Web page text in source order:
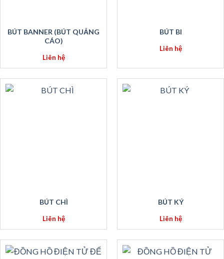
BÚT BANNER (BÚT QUẢNG
CÁO)
Liên hệ
BÚT BI
Liên hệ
BÚT CHÌ
Liên hệ
BÚT KÝ
Liên hệ